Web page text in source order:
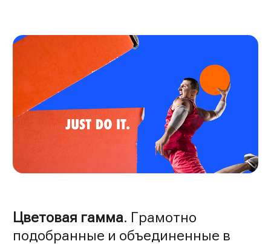
Цветовая гамма. Грамотно
подобранные и объединенные в